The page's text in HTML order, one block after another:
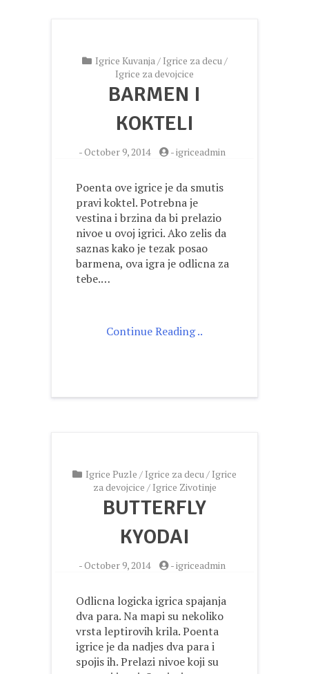
Igrice Kuvanja/ Igrice za decu/
Igrice za devojcice
BARMEN I
KOKTELI
-October 9, 2014 -igriceadmin
Poenta ove igrice je da smutis
pravi koktel. Potrebna je
vestina i brzina da bi prelazio
nivoe u ovoj igrici. Ako zelis da
saznas kako je tezak posao
barmena, ova igra je odlicna za
tebe.…
Continue Reading ..
Igrice Puzle / Igrice za decu/ Igrice
za devojcice / Igrice Zivotinje
BUTTERFLY
KYODAI
-October 9, 2014 -igriceadmin
Odlicna logicka igrica spajanja
dva para. Na mapi su nekoliko
vrsta leptirovih krila. Poenta
igrice je da nadjes dva para i
spojis ih. Prelazi nivoe koji su